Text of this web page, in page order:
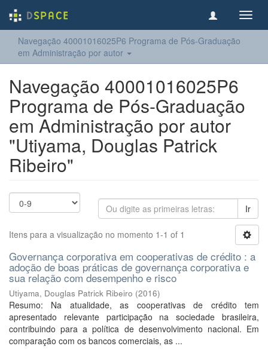
Navegação 40001016025P6 Programa de Pós-Graduação
em Administração por autor
Navegação 40001016025P6
Programa de Pós-Graduação
em Administração por autor
"Utiyama, Douglas Patrick
Ribeiro"
Ir
Itens para a visualização no momento 1-1 of 1
Governança corporativa em cooperativas de crédito : a
adoção de boas práticas de governança corporativa e
sua relação com desempenho e risco
Utiyama, Douglas Patrick Ribeiro (2016)
Resumo: Na atualidade, as cooperativas de crédito tem
apresentado relevante participação na sociedade brasileira,
contribuindo para a política de desenvolvimento nacional. Em
comparação com os bancos comerciais, as ...